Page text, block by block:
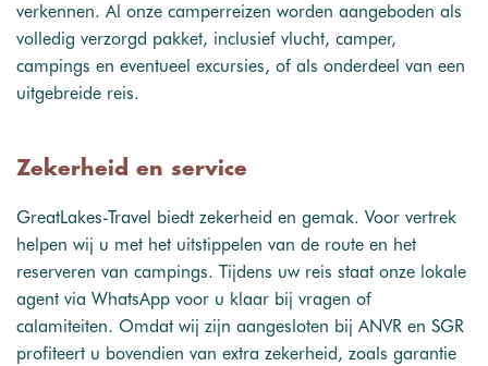
verkennen. Al onze camperreizen worden aangeboden als
volledig verzorgd pakket, inclusief vlucht, camper,
campings en eventueel excursies, of als onderdeel van een
uitgebreide reis.
Zekerheid en service
GreatLakes-Travel biedt zekerheid en gemak. Voor vertrek
helpen wij u met het uitstippelen van de route en het
reserveren van campings. Tijdens uw reis staat onze lokale
agent via WhatsApp voor u klaar bij vragen of
calamiteiten. Omdat wij zijn aangesloten bij ANVR en SGR
profiteert u bovendien van extra zekerheid, zoals garantie